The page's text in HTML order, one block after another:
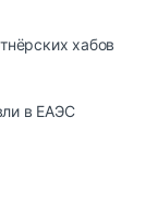
хабов
в ЕАЭС